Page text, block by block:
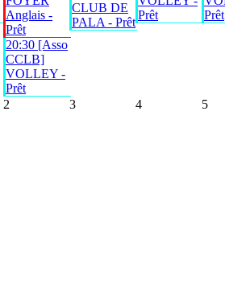
Anglais -
Prêt
20:30 [Asso
CCLB]
VOLLEY -
Prêt
CLUB DE
PALA - Prêt
Prêt
Prêt
2 3 4 5